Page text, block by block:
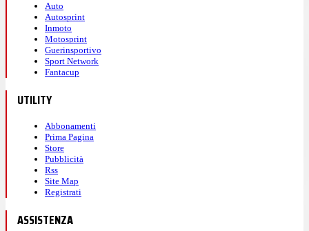
Auto
Autosprint
Inmoto
Motosprint
Guerinsportivo
Sport Network
Fantacup
UTILITY
Abbonamenti
Prima Pagina
Store
Pubblicità
Rss
Site Map
Registrati
ASSISTENZA